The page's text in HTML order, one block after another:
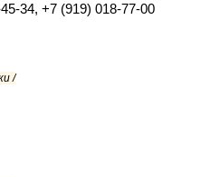
34, +7 (919) 018-77-00
/